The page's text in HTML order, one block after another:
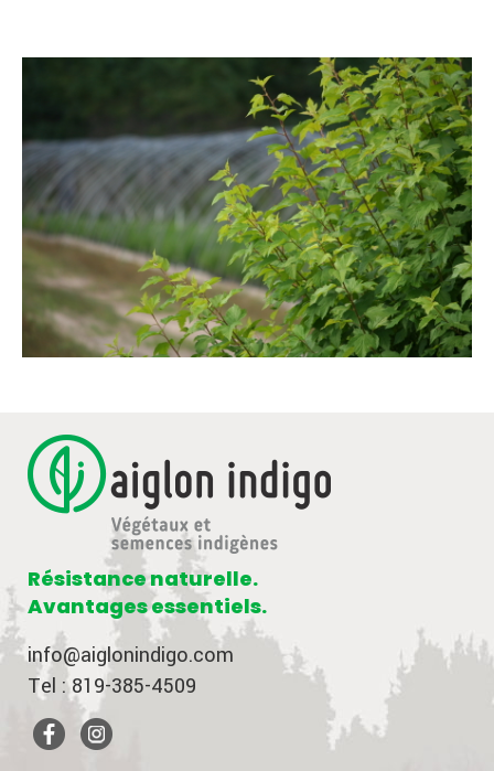
Résistance naturelle.
Avantages essentiels.
info@aiglonindigo.com
Tel : 819-385-4509